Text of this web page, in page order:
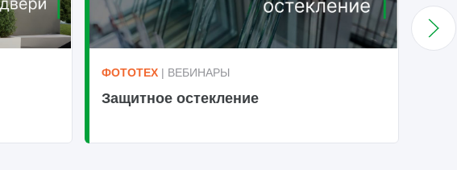
ФОТОТЕХ | ВЕБИНАРЫ
Защитное остекление